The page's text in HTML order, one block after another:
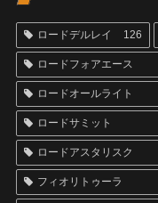
ロードデルレイ 126
ロードフォアエース
ロードオールライト
ロードサミット
ロードアスタリスク
フィオリトゥーラ